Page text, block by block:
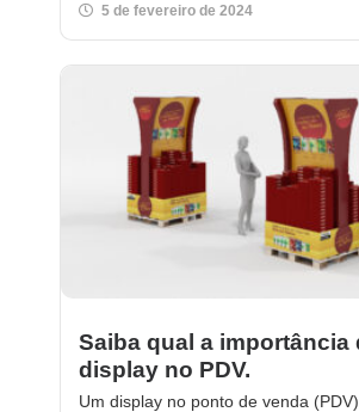
5 de fevereiro de 2024
Saiba qual a importância
display no PDV.
Um display no ponto de venda (PDV)